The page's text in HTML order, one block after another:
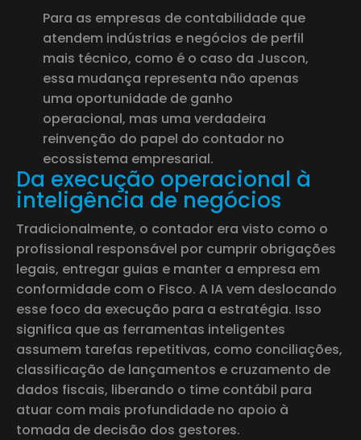
Para as empresas de contabilidade que
atendem indústrias e negócios de perfil
mais técnico, como é o caso da Juscon,
essa mudança representa não apenas
uma oportunidade de ganho
operacional, mas uma verdadeira
reinvenção do papel do contador no
ecossistema empresarial.
Da execução operacional à
inteligência de negócios
Tradicionalmente, o contador era visto como o
profissional responsável por cumprir obrigações
legais, entregar guias e manter a empresa em
conformidade com o Fisco. A IA vem deslocando
esse foco da execução para a estratégia. Isso
significa que as ferramentas inteligentes
assumem tarefas repetitivas, como conciliações,
classificação de lançamentos e cruzamento de
dados fiscais, liberando o time contábil para
atuar com mais profundidade no apoio à
tomada de decisão dos gestores.